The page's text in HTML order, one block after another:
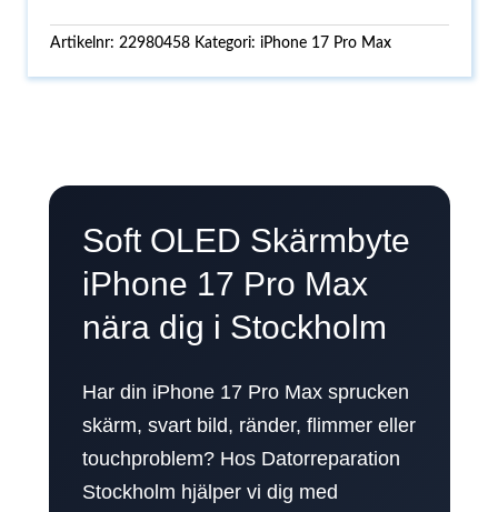
Artikelnr:22980458 Kategori:iPhone 17 Pro Max
Soft OLED Skärmbyte
iPhone 17 Pro Max
nära dig i Stockholm
Har din iPhone 17 Pro Max sprucken
skärm, svart bild, ränder, flimmer eller
touchproblem? Hos Datorreparation
Stockholm hjälper vi dig med